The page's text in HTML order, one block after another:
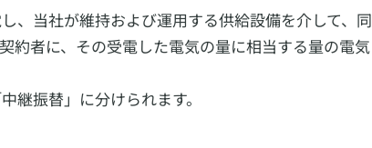
、当社が維持および運用する供給設備を介して、同
約者に、その受電した電気の量に相当する量の電気
継振替」に分けられます。